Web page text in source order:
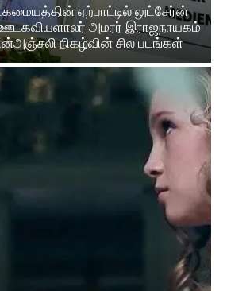
ஏற்பாட்டில் லுட்சேர்ன்
அமரர் இராஜநாயகம்
நிகழ்வின் சில படங்கள்